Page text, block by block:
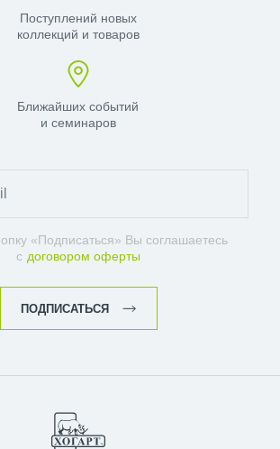
Поступлений новых
коллекций и товаров
Ближайших событий
и семинаров
«Подписаться» Вы соглашаетесь
с договором оферты
ПОДПИСАТЬСЯ